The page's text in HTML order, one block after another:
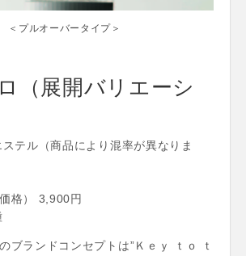
＜プルオーバータイプ＞
（展開バリエーシ
テル（商品により混率が異なりま
格） 3,900円
ブランドコンセプトは”Ｋｅｙ ｔｏ ｔ